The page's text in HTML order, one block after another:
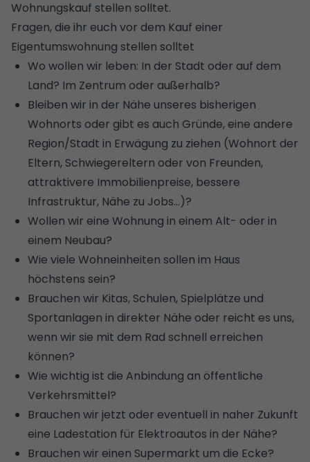
Wohnungskauf stellen solltet.
Fragen, die ihr euch vor dem Kauf einer
Eigentumswohnung stellen solltet
Wo wollen wir leben: In der Stadt oder auf dem
Land? Im Zentrum oder außerhalb?
Bleiben wir in der Nähe unseres bisherigen
Wohnorts oder gibt es auch Gründe, eine andere
Region/Stadt in Erwägung zu ziehen (Wohnort der
Eltern, Schwiegereltern oder von Freunden,
attraktivere Immobilienpreise, bessere
Infrastruktur, Nähe zu Jobs...)?
Wollen wir eine Wohnung in einem Alt- oder in
einem Neubau?
Wie viele Wohneinheiten sollen im Haus
höchstens sein?
Brauchen wir Kitas, Schulen, Spielplätze und
Sportanlagen in direkter Nähe oder reicht es uns,
wenn wir sie mit dem Rad schnell erreichen
können?
Wie wichtig ist die Anbindung an öffentliche
Verkehrsmittel?
Brauchen wir jetzt oder eventuell in naher Zukunft
eine Ladestation für Elektroautos in der Nähe?
Brauchen wir einen Supermarkt um die Ecke?